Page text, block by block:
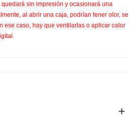
sin impresión y ocasionará una
al abrir una caja, podrían tener olor, se
ese caso, hay que ventilarlas o aplicar calor